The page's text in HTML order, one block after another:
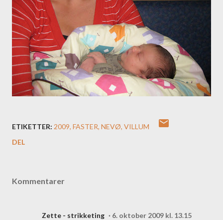
ETIKETTER: 2009 FASTER NEVØ VILLUM
DEL
Kommentarer
Zette - strikketing 6. oktober 2009 kl. 13.15